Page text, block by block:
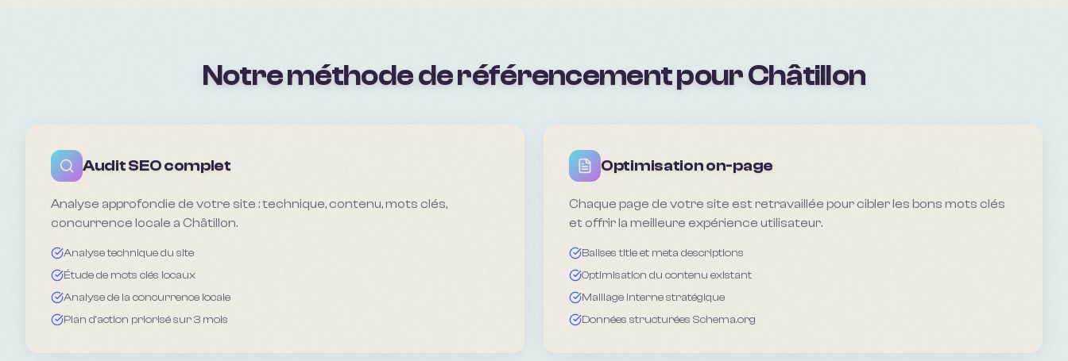
Notre méthode de référencement pourChâtillon
Audit SEO complet
Analyse approfondie de votre site : technique, contenu, mots clés,
concurrence locale a Châtillon.
Analyse technique du site
Étude de mots clés locaux
Analyse de la concurrence locale
Plan d'action priorisé sur 3 mois
Optimisation on-page
Chaque page de votre site est retravaillée pour cibler les bons mots clés
et offrir la meilleure expérience utilisateur.
Balises title et meta descriptions
Optimisation du contenu existant
Maillage interne stratégique
Données structurées Schema.org